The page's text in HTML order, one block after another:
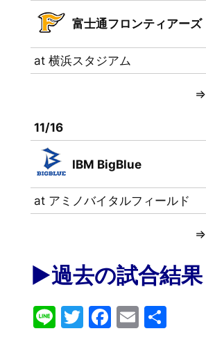
富士通フロンティアーズ
at 横浜スタジアム
⇒
11/16
IBM BigBlue
at アミノバイタルフィールド
⇒
▶︎過去の試合結果
LineTwitter
Facebook
Email
共